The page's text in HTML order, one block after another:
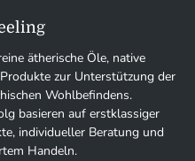
ätherische Öle, native
zur Unterstützung der
Wohlbefindens.
basieren auf erstklassiger
individueller Beratung und
Handeln.